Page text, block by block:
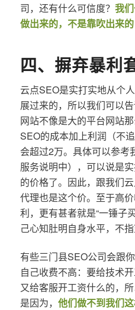
司，还有什么可信度？ 我
做出来的，不是靠吹出来的
四、摒弃暴利
云点SEO是实打实地从个
展过来的，所以我们可以
网站不像是大的平台网站
SEO的成本加上利润（不
会超过2万。具体可以参考
服务说明中），可以说是
的价格了。因此，跟我们
代理也是这个价。至于高
利，更有甚者就是“一锤子
己心知肚明自身水平，不指
有些三门县SEO公司会跟
自己收费不高：要给技术
又给客服开工资什么的，
是因为， 他们做不到我们